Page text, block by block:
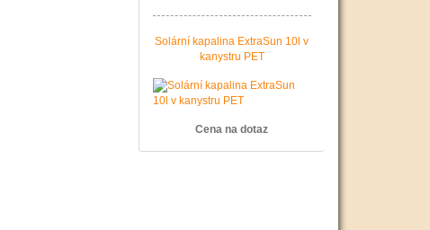
Solární kapalina ExtraSun 10l v
kanystru PET
Cena na dotaz